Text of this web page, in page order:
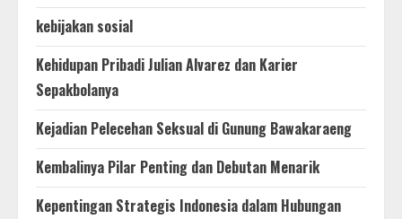
kebijakan sosial
Kehidupan Pribadi Julian Alvarez dan Karier
Sepakbolanya
Kejadian Pelecehan Seksual di Gunung Bawakaraeng
Kembalinya Pilar Penting dan Debutan Menarik
Kepentingan Strategis Indonesia dalam Hubungan